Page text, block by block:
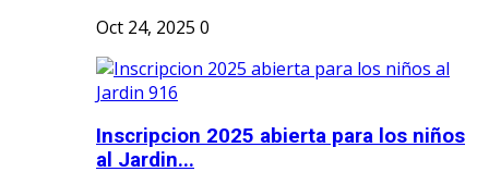
Oct 24, 2025 0
Inscripcion 2025 abierta para los niños
al Jardin...